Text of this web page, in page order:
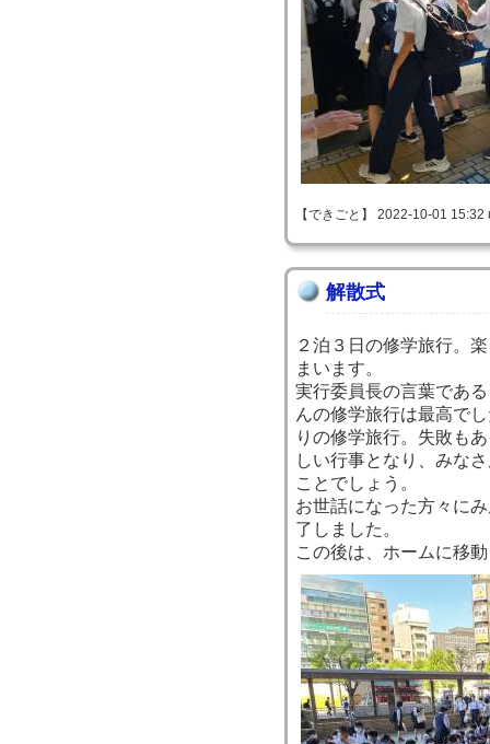
【できごと】 2022-10-01
解散式
２泊３日の修学旅行。
まいます。
実行委員長の言葉であ
んの修学旅行は最高で
りの修学旅行。失敗も
しい行事となり、みな
ことでしょう。
お世話になった方々に
了しました。
この後は、ホームに移